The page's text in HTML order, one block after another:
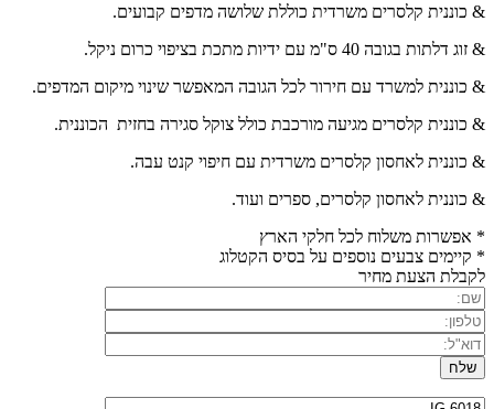
& כוננית קלסרים משרדית כוללת שלושה מדפים קבועים.
& זוג דלתות בגובה 40 ס"מ עם ידיות מתכת בציפוי כרום ניקל.
& כוננית למשרד עם חירור לכל הגובה המאפשר שינוי מיקום המדפים.
& כוננית קלסרים מגיעה מורכבת כולל צוקל סגירה בחזית הכוננית.
& כוננית לאחסון קלסרים משרדית עם חיפוי קנט עבה.
& כוננית לאחסון קלסרים, ספרים ועוד.
* אפשרות משלוח לכל חלקי הארץ
* קיימים צבעים נוספים על בסיס הקטלוג
לקבלת הצעת מחיר